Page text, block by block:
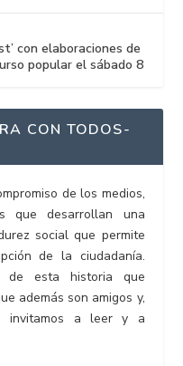
con elaboraciones de
popular el sábado 8
CON TODOS-
de los medios,
que desarrollan una
social que permite
de la ciudadanía.
de esta historia que
además son amigos y,
invitamos a leer y a